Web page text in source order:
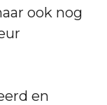
ook nog
en